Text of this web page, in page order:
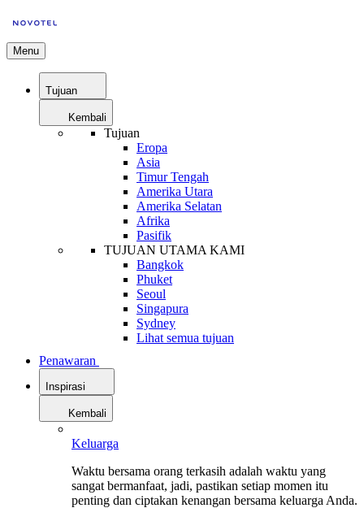
Menu
Tujuan
Kembali
Tujuan
Eropa
Asia
Timur Tengah
Amerika Utara
Amerika Selatan
Afrika
Pasifik
TUJUAN UTAMA KAMI
Bangkok
Phuket
Seoul
Singapura
Sydney
Lihat semua tujuan
Penawaran
Inspirasi
Kembali
Keluarga
Waktu bersama orang terkasih adalah waktu yang
sangat bermanfaat, jadi, pastikan setiap momen itu
penting dan ciptakan kenangan bersama keluarga Anda.